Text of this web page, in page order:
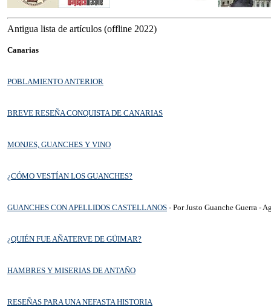
Antigua lista de artículos (offline 2022)
Canarias
POBLAMIENTO ANTERIOR
BREVE RESEÑA CONQUISTA DE CANARIAS
MONJES, GUANCHES Y VINO
¿CÓMO VESTÍAN LOS GUANCHES?
GUANCHES CON APELLIDOS CASTELLANOS - Por Justo Guanche Guerra -
¿QUIÉN FUE AÑATERVE DE GÜIMAR?
HAMBRES Y MISERIAS DE ANTAÑO
RESEÑAS PARA UNA NEFASTA HISTORIA